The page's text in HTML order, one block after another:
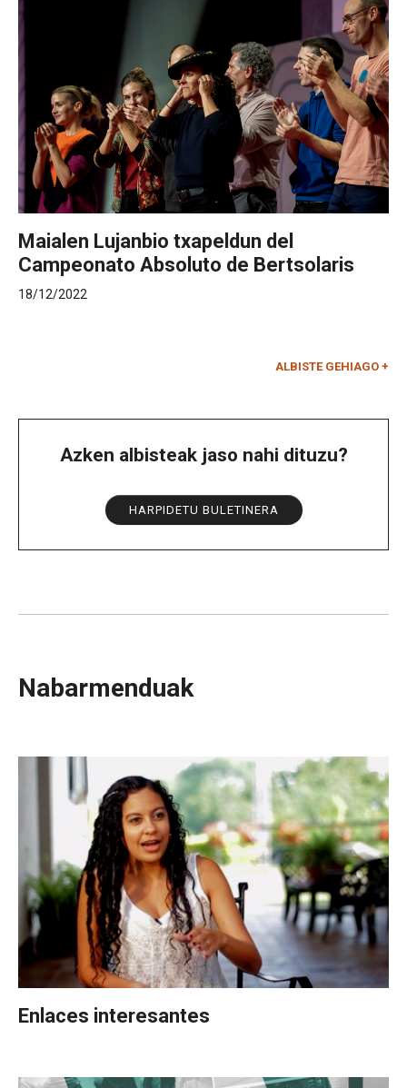
Maialen Lujanbio txapeldun del
Campeonato Absoluto de Bertsolaris
18/12/2022
ALBISTE GEHIAGO +
Azken albisteak jaso nahi dituzu?
HARPIDETU BULETINERA
Nabarmenduak
Enlaces interesantes